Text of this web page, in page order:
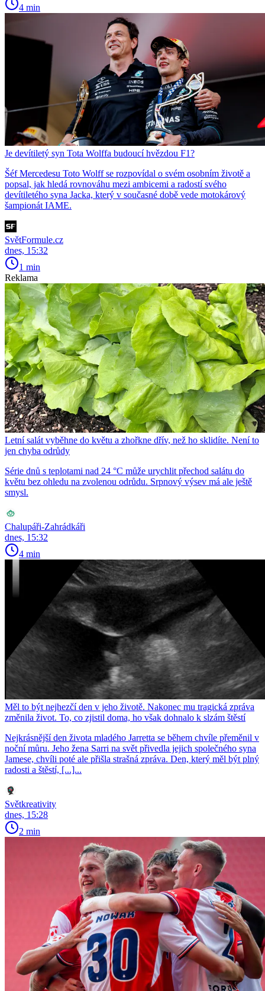
4 min
Je devítiletý syn Tota Wolffa budoucí hvězdou F1?
Šéf Mercedesu Toto Wolff se rozpovídal o svém osobním životě a
popsal, jak hledá rovnováhu mezi ambicemi a radostí svého
devítiletého syna Jacka, který v současné době vede motokárový
šampionát IAME.
SvětFormule.cz
dnes, 15:32
1 min
Reklama
Letní salát vyběhne do květu a zhořkne dřív, než ho sklidíte. Není to
jen chyba odrůdy
Série dnů s teplotami nad 24 °C může urychlit přechod salátu do
květu bez ohledu na zvolenou odrůdu. Srpnový výsev má ale ještě
smysl.
Chalupáři-Zahrádkáři
dnes, 15:32
4 min
Měl to být nejhezčí den v jeho životě. Nakonec mu tragická zpráva
změnila život. To, co zjistil doma, ho však dohnalo k slzám štěstí
Nejkrásnější den života mladého Jarretta se během chvíle přeměnil v
noční můru. Jeho žena Sarri na svět přivedla jejich společného syna
Jamese, chvíli poté ale přišla strašná zpráva. Den, který měl být plný
radosti a štěstí, [...]...
Světkreativity
dnes, 15:28
2 min